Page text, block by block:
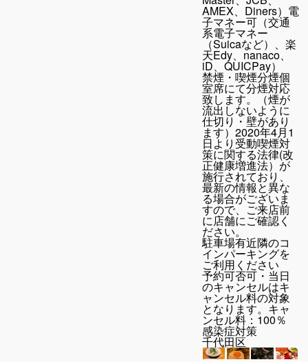
AMEX、Diners）電
子マネー可（交通
系電子マネー
（Suicaなど）、楽
天Edy、nanaco、
iD、QUICPay）
禁煙・喫煙分煙個
室席にて分煙対応
致します。（煙が
流出しないように
仕切り・壁があり
ます）2020年4月1
日より受動喫煙対
策に関する法律(改
正健康増進法）が
施行されており、
最新の情報と異な
る場合がございま
すので、ご来店前
に店舗にご確認く
ださい。
駐車場有近隣のコ
インパーキングを
ご利用ください
予約可否可・当日
のキャンセルはキ
ャンセル料の対象
となります。キャ
ンセル料：100％
感染症対策
千代田区